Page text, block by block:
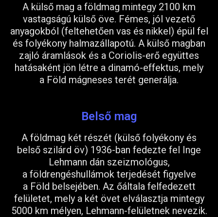
A külső mag a földmag mintegy 2100 km
vastagságú külső öve. Fémes, jól vezető
anyagokból (feltehetően vas és nikkel) épül fel
és folyékony halmazállapotú. A külső magban
zajló áramlások és a Coriolis-erő együttes
hatásaként jön létre a dinamó-effektus, mely
a Föld mágneses terét generálja.
Belső mag
A földmag két részét (külső folyékony és
belső szilárd öv) 1936-ban fedezte fel Inge
Lehmann dán szeizmológus,
a földrengéshullámok terjedését figyelve
a Föld belsejében. Az őáltala felfedezett
felületet, mely a két övet elválasztja mintegy
5000 km mélyen, Lehmann-felületnek nevezik.